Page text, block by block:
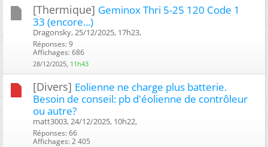
[Thermique] Geminox Thri 5-25 120 Code 1
33 (encore...)
Dragonsky, 25/12/2025, 17h23, ‎
Réponses: 9
Affichages: 686
28/12/2025, 11h43
[Divers] Eolienne ne charge plus batterie.
Besoin de conseil: pb d'éolienne de contrôleur
ou autre?
matt3003, 24/12/2025, 10h22, ‎
Réponses: 66
Affichages: 2 405